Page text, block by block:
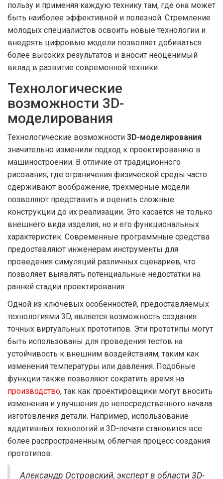
пользу и применяя каждую технику там, где она может
быть наиболее эффективной и полезной. Стремление
молодых специалистов освоить новые технологии и
внедрять цифровые модели позволяет добиваться
более высоких результатов и вносит неоценимый
вклад в развитие современной техники.
Технологические
возможности 3D-
моделирования
Технологические возможности 3D-моделирования
значительно изменили подход к проектированию в
машиностроении. В отличие от традиционного
рисования, где ограничения физической среды часто
сдерживают воображение, трехмерные модели
позволяют представить и оценить сложные
конструкции до их реализации. Это касается не только
внешнего вида изделия, но и его функциональных
характеристик. Современные программные средства
предоставляют инженерам инструменты для
проведения симуляций различных сценариев, что
позволяет выявлять потенциальные недостатки на
ранней стадии проектирования.
Одной из ключевых особенностей, предоставляемых
технологиями 3D, является возможность создания
точных виртуальных прототипов. Эти прототипы могут
быть использованы для проведения тестов на
устойчивость к внешним воздействиям, таким как
изменения температуры или давления. Подобные
функции также позволяют сократить время на
производство, так как проектировщики могут вносить
изменения и улучшения до непосредственного начала
изготовления детали. Например, использование
аддитивных технологий и 3D-печати становится все
более распространенным, облегчая процесс создания
прототипов.
Александр Островский, эксперт в области 3D-